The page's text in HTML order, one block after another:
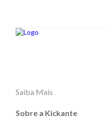
Saiba Mais
Sobre a Kickante